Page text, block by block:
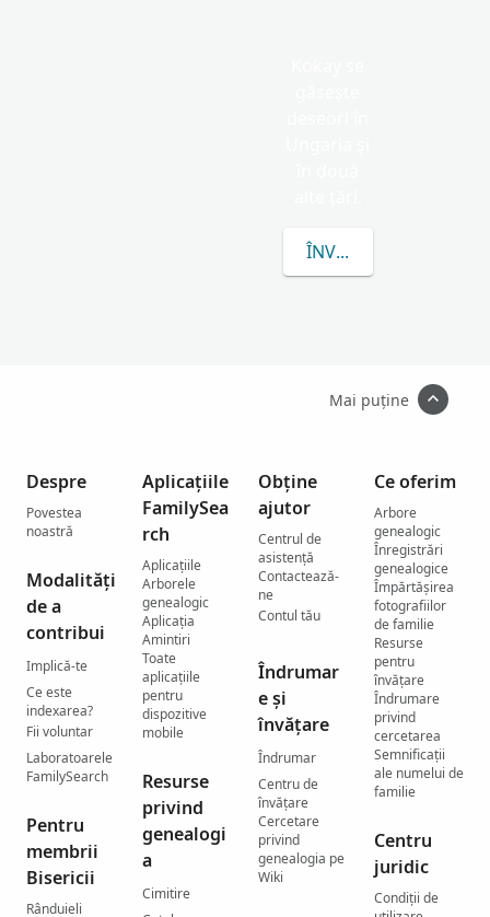
ÎNVAȚĂ MAI MULTE
Mai puține
Despre
Povestea
noastră
Modalități
de a
contribui
Implică-te
Ce este
indexarea?
Fii voluntar
Laboratoarele
FamilySearch
Pentru
membrii
Bisericii
Rânduieli
Aplicațiile
FamilySea
rch
Aplicațiile
Arborele
genealogic
Aplicația
Amintiri
Toate
aplicațiile
pentru
dispozitive
mobile
Resurse
privind
genealogi
a
Cimitire
Obține
ajutor
Centrul de
asistenţă
Contactează-
ne
Contul tău
Îndrumar
e și
învățare
Îndrumar
Centru de
învățare
Cercetare
privind
genealogia pe
Wiki
Ce oferim
Arbore
genealogic
Înregistrări
genealogice
Împărtășirea
fotografiilor
de familie
Resurse
pentru
învățare
Îndrumare
privind
cercetarea
Semnificații
ale numelui de
familie
Centru
juridic
Condiții de